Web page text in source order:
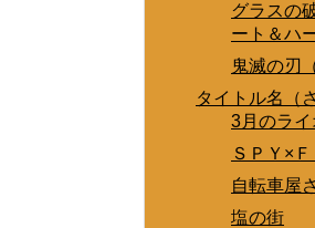
グラスの
ート＆ハ
鬼滅の刃
タイトル名（
3月のライ
ＳＰＹ×
自転車屋
塩の街